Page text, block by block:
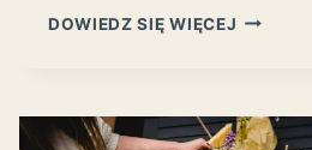
DOWIEDZ SIĘ WIĘCEJ WIECZÓR